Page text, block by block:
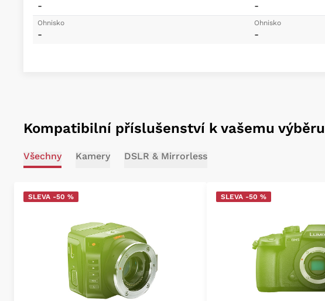
-
Ohnisko
-
-
Ohnisko
-
Kompatibilní příslušenství k vašemu výběru
Všechny Kamery DSLR & Mirrorless
SLEVA -50 % SLEVA -50 %